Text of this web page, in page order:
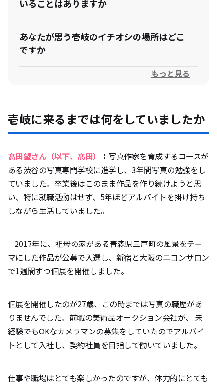
いることはありますか
あなたが思う壱岐のイチオシの場所はどこ
ですか
あなたにとっての壱岐を一言で表すなら
もっと見る
壱岐に来るまでは何をしていましたか
髙田望さん（以下、髙田） ： 写真作家を育成するコースが
ある渋谷の写真専門学校に進学し、3年間写真の勉強をし
ていました。卒業後はこのまま作品を作り続けようと思
い、特に就職活動はせず、5年ほどアルバイトを掛け持ち
しながら生活していました。
2017年に、祖母の家がある青森県三戸町の風景をテー
マにした作品が公募で入選し、新宿と大阪のニコンサロン
で1週間ずつ個展を開催しました。
個展を開催したのが27歳、この時までは写真の職歴があ
りませんでした。前職の美術品オークション会社が、 未
経験でもOKなカメラマンの募集をしていたのでアルバイ
トとして入社し、契約社員を目指して働いていました。
仕事や職場はとても楽しかったのですが、体力的にとても